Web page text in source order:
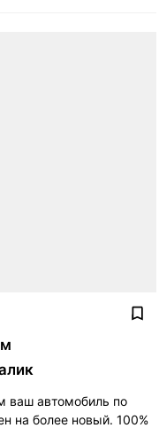
ваш автомобиль по
на более новый. 100%